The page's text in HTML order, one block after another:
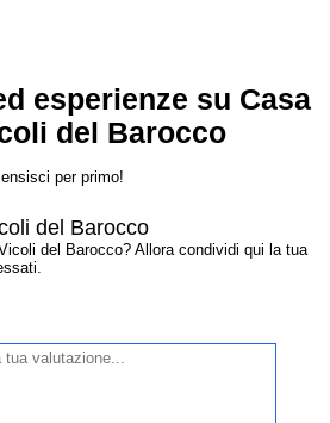
esperienze su Casa
del Barocco
per primo!
del Barocco
del Barocco? Allora condividi qui la tua